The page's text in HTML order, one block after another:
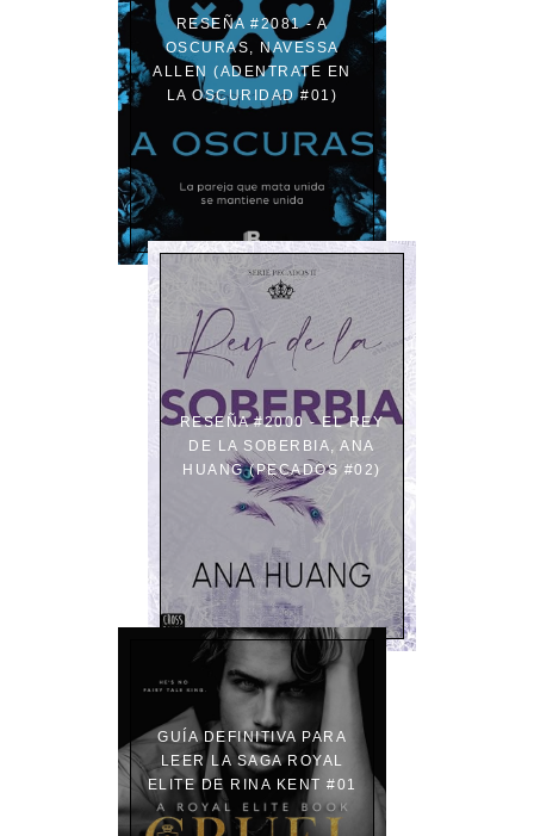
RESEÑA #2081 - A
OSCURAS, NAVESSA
ALLEN (ADENTRATE EN
LA OSCURIDAD #01)
RESEÑA #2000 - EL REY
DE LA SOBERBIA, ANA
HUANG (PECADOS #02)
GUÍA DEFINITIVA PARA
LEER LA SAGA ROYAL
ELITE DE RINA KENT #01